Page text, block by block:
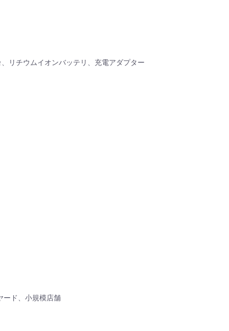
リチウムイオンバッテリ、充電アダプター
ード、小規模店舗